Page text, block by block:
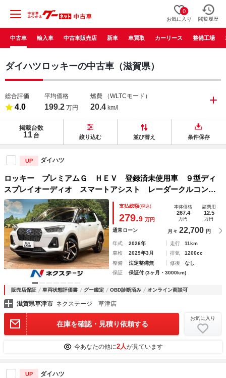
0
お気に入り 閲覧履歴
中古車 輸入車 中古車販売店 新車 車買取 カーリース 整備工場
ダイハツロッキーの中古車（滋賀県）
総合評価
4.0
平均価格
199.2 万円
燃費 （WLTCモード）
20.4 km/l
掲載台数
11 台 絞り込む 並び替え 条件保存
UP ダイハツ
ロッキー プレミアムＧ ＨＥＶ 登録済未使用車 ９型ディ
スプレイオーディオ スマートアシスト レーダークルコン
バックカメラ シートヒーター ＬＥＤヘッド ハーフレザー
シート 純正１７インチアルミ フルセグ オートハイビーム
支払総額(税込)
279.9 万円
本体価格
267.4
万円
諸費用
12.5
万円
通常ローン 月々 22,700 円
年式 2026年 走行
11km
車検
2029年3月 排気
1200cc
整備
法定整備無 修復
なし
保証
保証付 (3ヶ月・3000km)
販売店保証 車両状態評価書 グー鑑定 OBD診断済み オンライン商談可
滋賀県草津市 ネクステージ 草津店
在庫を確認・見積り依頼する
お気に入り
今あなたの他に2人が見ています
UP ダイハツ